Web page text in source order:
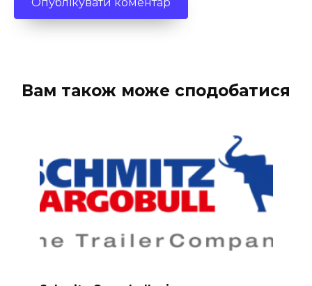
Вам також може сподобатися